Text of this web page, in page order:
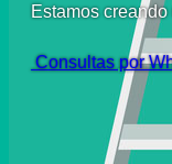
Estamos
Consultas por